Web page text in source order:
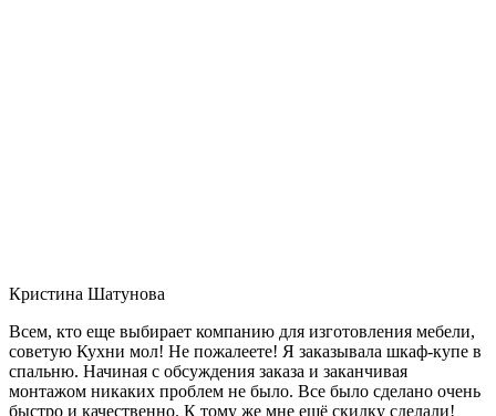
Кристина Шатунова
Всем, кто еще выбирает компанию для изготовления мебели,
советую Кухни мол! Не пожалеете! Я заказывала шкаф-купе в
спальню. Начиная с обсуждения заказа и заканчивая
монтажом никаких проблем не было. Все было сделано очень
быстро и качественно. К тому же мне ещё скидку сделали!